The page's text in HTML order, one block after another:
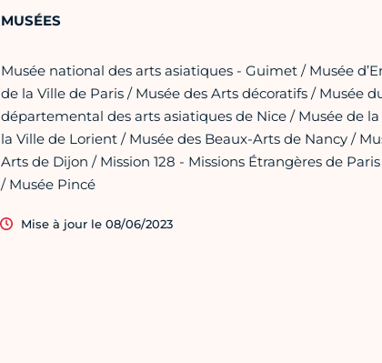
MUSÉES
Musée national des arts asiatiques - Guimet / Musée
de la Ville de Paris / Musée des Arts décoratifs / Musée
départemental des arts asiatiques de Nice / Musée de
la Ville de Lorient / Musée des Beaux-Arts de Nancy /
Arts de Dijon / Mission 128 - Missions Étrangères de Paris
/ Musée Pincé
Mise à jour le 08/06/2023